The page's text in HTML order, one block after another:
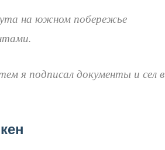
на южном побережье
я подписал документы и сел в